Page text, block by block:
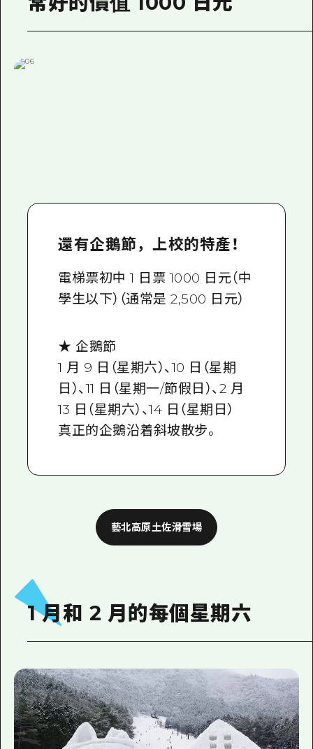
還有企鵝節，上校的特產！
電梯票初中 1 日票 1000 日元（中
學生以下）（通常是 2,500 日元）
★ 企鵝節
1 月 9 日（星期六）、10 日（星期
日）、11 日（星期一/節假日）、2 月
13 日（星期六）、14 日（星期日）
真正的企鵝沿着斜坡散步。
藝北高原土佐滑雪場
1 月和 2 月的每個星期六